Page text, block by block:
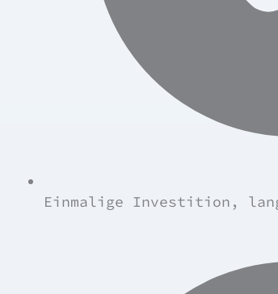
Einmalige Investition,